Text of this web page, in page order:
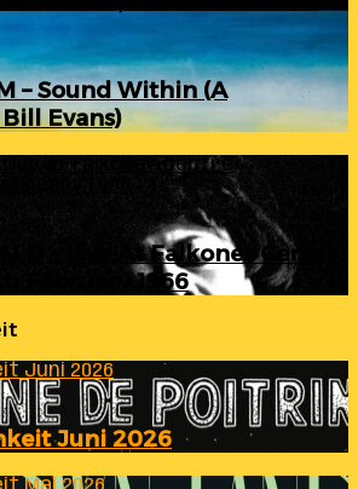
– Sound Within (A
Evans)
– Live At Falkoner Centre
1966
– Live At Falkoner Centre
February 1966
Juni 2026
Juni 2026